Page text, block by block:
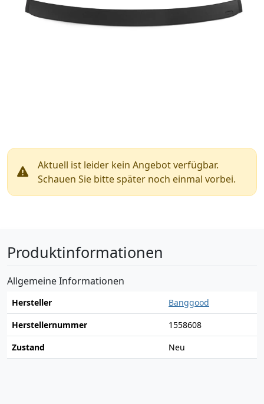
Aktuell ist leider kein Angebot verfügbar.
Schauen Sie bitte später noch einmal vorbei.
Produktinformationen
Allgemeine Informationen
Hersteller
Banggood
Herstellernummer
1558608
Zustand
Neu